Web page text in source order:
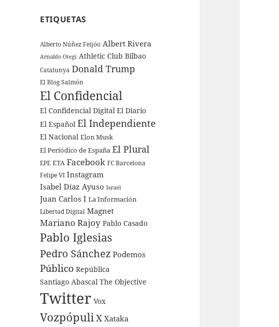
ETIQUETAS
Alberto Núñez Feijóo Albert Rivera
Arnaldo Otegi Athletic Club Bilbao
Catalunya Donald Trump
El Blog Salmón
El Confidencial
El Confidencial Digital El Diario
El Español El Independiente
El Nacional Elon Musk
El Periódico de España El Plural
EPE ETA Facebook FC Barcelona
Felipe VI Instagram
Isabel Díaz Ayuso Israel
Juan Carlos I La Información
Libertad Digital Magnet
Mariano Rajoy Pablo Casado
Pablo Iglesias
Pedro Sánchez Podemos
Público República
Santiago Abascal The Objective
Twitter Vox
Vozpópuli X Xataka